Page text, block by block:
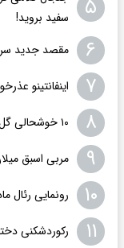
۵
سفید بروید!
۶ مقصد جدید
۷ اینفانتینو
۸ ۱۰ خوشحالی گل زودتر از موعد/ ویدئو
۹ مربی اسبق
۱۰ رونمایی رئال
۱۱ رکوردشکنی